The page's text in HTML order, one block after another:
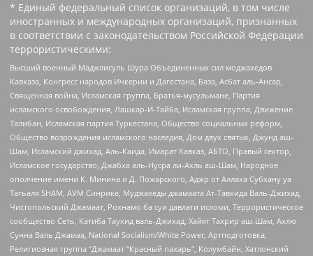
* Единый федеральный список организаций, в том числе
иностранных и международных организаций, признанных
в соответствии с законодательством Российской Федерации
террористическими:
Высший военный Маджлисуль Шура Объединенных сил моджахедов
Кавказа, Конгресс народов Ичкерии и Дагестана, База, Асбат аль-Ансар,
Священная война, Исламская группа, Братья-мусульмане, Партия
исламского освобождения, Лашкар-И-Тайба, Исламская группа, Движение
Талибан, Исламская партия Туркестана, Общество социальных реформ,
Общество возрождения исламского наследия, Дом двух святых, Джунд аш-
Шам, Исламский джихад, Аль-Каида, Имарат Кавказ, АБТО, Правый сектор,
Исламское государство, Джабха аль-Нусра ли-Ахль аш-Шам, Народное
ополчение имени К. Минина и Д. Пожарского, Аджр от Аллаха Субхану уа
Тагьаля SHAM, АУМ Синрике, Муджахеды джамаата Ат-Тавхида Валь-Джихад,
Чистопольский Джамаат, Рохнамо ба суи давлати исломи, Террористическое
сообщество Сеть, Катиба Таухид валь-Джихад, Хайят Тахрир аш-Шам, Ахлю
Сунна Валь Джамаа, National Socialism/White Power, Артподготовка,
Религиозная группа “Джамаат “Красный пахарь”, Колумбайн, Хатлонский